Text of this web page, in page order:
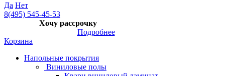
Да Нет
8(495) 545-45-53
Хочу рассрочку
Подробнее
Корзина
Напольные покрытия
Виниловые полы